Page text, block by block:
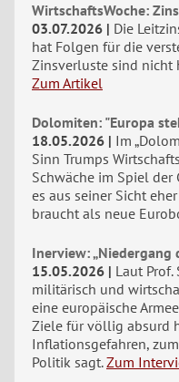
WirtschaftsWoche:
03.07.2026
Die
hat Folgen für die
Zinsverluste sind nicht
Zum Artikel
Dolomiten: "Europa
18.05.2026
Im
Sinn Trumps
Schwäche im Spiel
es aus seiner Sicht
braucht als neue
Inerview:
15.05.2026
Laut
militärisch und
eine europäische
Ziele für völlig absurd
Inflationsgefahren,
Politik sagt. Zum